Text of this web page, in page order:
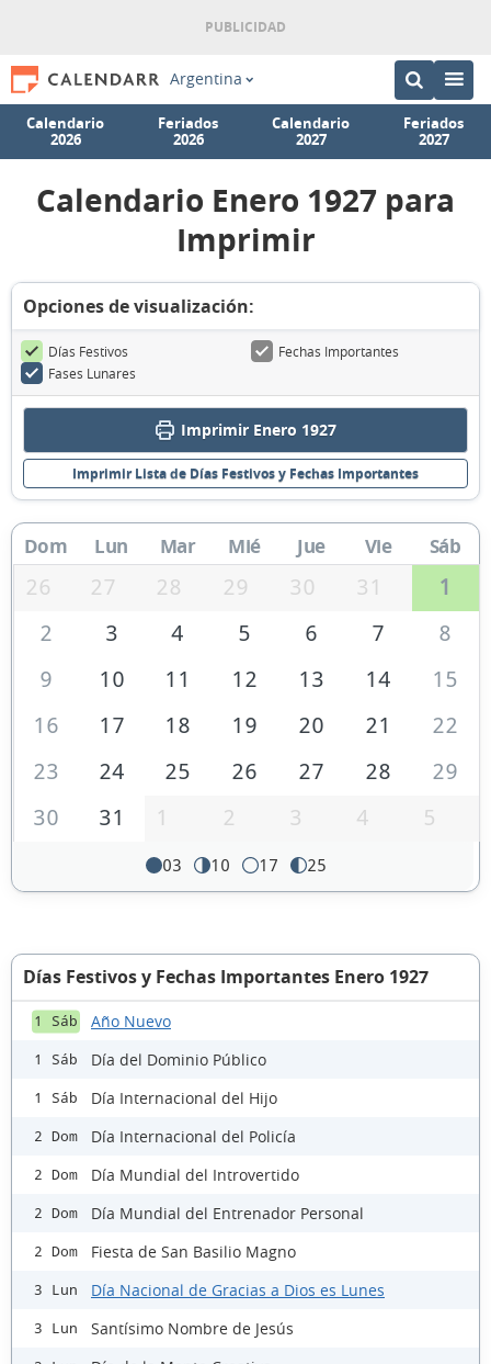
Argentina
Calendario
2026
Feriados
2026
Calendario
2027
Feriados
2027
Calendario Enero 1927 para
Imprimir
Opciones de visualización:
Días Festivos
Fechas Importantes
Fases Lunares
Imprimir Enero 1927
Imprimir Lista de Días Festivos y Fechas Importantes
Dom Lun Mar Mié Jue Vie Sáb
26 27 28 29 30 31
1
2
3 4 5 6 7
8
9
10 11 12 13 14
15
16
17 18 19 20 21
22
23
24 25 26 27 28
29
30
31 1 2 3 4 5
03 10 17 25
Días Festivos y Fechas Importantes Enero 1927
1 Sáb Año Nuevo
1 Sáb Día del Dominio Público
1 Sáb Día Internacional del Hijo
2 Dom Día Internacional del Policía
2 Dom Día Mundial del Introvertido
2 Dom Día Mundial del Entrenador Personal
2 Dom Fiesta de San Basilio Magno
3 Lun Día Nacional de Gracias a Dios es Lunes
3 Lun Santísimo Nombre de Jesús